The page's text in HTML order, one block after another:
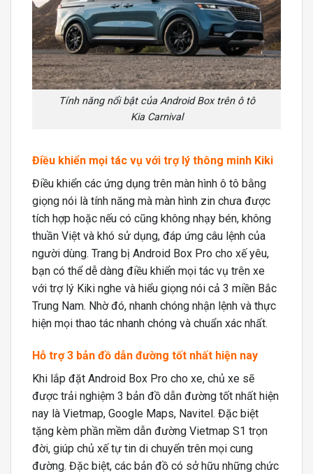
Tính năng nổi bật của Android Box trên ô tô
Kia Carnival
Điều khiển mọi tác vụ với trợ lý thông minh Kiki
Điều khiển các ứng dụng trên màn hình ô tô bằng
giọng nói là tính năng mà màn hình zin chưa được
tích hợp hoặc nếu có cũng không nhạy bén, không
thuần Việt và khó sử dụng, đáp ứng câu lệnh của
người dùng. Trang bị Android Box Pro cho xế yêu,
bạn có thể dễ dàng điều khiển mọi tác vụ trên xe
với trợ lý Kiki nghe và hiểu giọng nói cả 3 miền Bắc
Trung Nam. Nhờ đó, nhanh chóng nhận lệnh và thực
hiện mọi thao tác nhanh chóng và chuẩn xác nhất.
Hỗ trợ 3 bản đồ dẫn đường tốt nhất hiện nay
Khi lắp đặt Android Box Pro cho xe, chủ xe sẽ
được trải nghiệm 3 bản đồ dẫn đường tốt nhất hiện
nay là Vietmap, Google Maps, Navitel. Đặc biệt
tặng kèm phần mềm dẫn đường Vietmap S1 trọn
đời, giúp chủ xế tự tin di chuyển trên mọi cung
đường. Đặc biệt, các bản đồ có sở hữu những chức